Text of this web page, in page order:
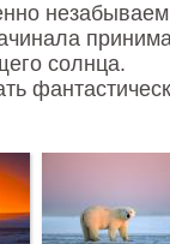
солнца.